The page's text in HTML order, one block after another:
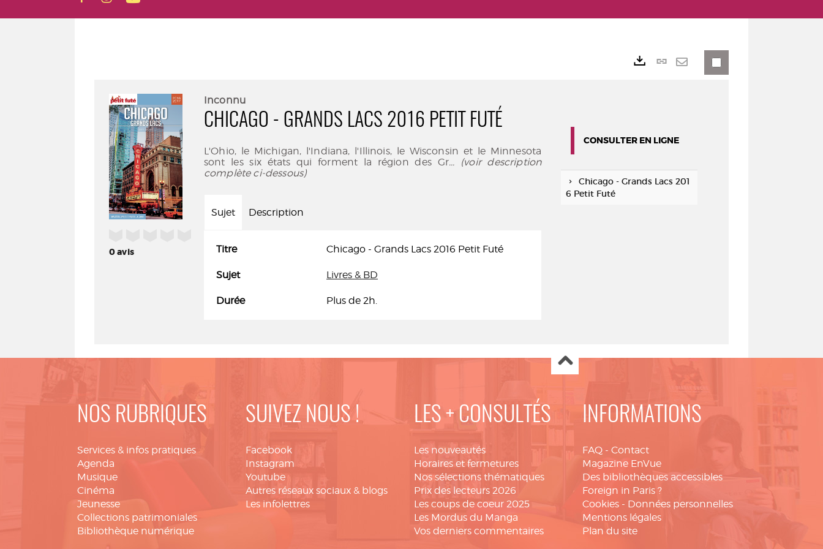
0avis
Inconnu
CHICAGO - GRANDS LACS 2016 PETIT FUTÉ
L'Ohio, le Michigan, l'Indiana, l'Illinois, le Wisconsin et le Minnesota
sont les six états qui forment la région des Gr... (voir description
complète ci-dessous)
Sujet Description
Titre Chicago - Grands Lacs 2016 Petit Futé
Sujet Livres & BD
Durée Plus de 2h.
Lien
CONSULTER EN LIGNE
Chicago - Grands Lacs 201
6 Petit Futé
NOS RUBRIQUES
Services & infos pratiques
Agenda
Musique
Cinéma
Jeunesse
Collections patrimoniales
Bibliothèque numérique
SUIVEZ NOUS !
Facebook
Instagram
Youtube
Autres réseaux sociaux & blogs
Les infolettres
LES + CONSULTÉS
Les nouveautés
Horaires et fermetures
Nos sélections thématiques
Prix des lecteurs 2026
Les coups de coeur 2025
Les Mordus du Manga
Vos derniers commentaires
INFORMATIONS
FAQ - Contact
Magazine EnVue
Des bibliothèques accessibles
Foreign in Paris ?
Cookies - Données personnelles
Mentions légales
Plan du site